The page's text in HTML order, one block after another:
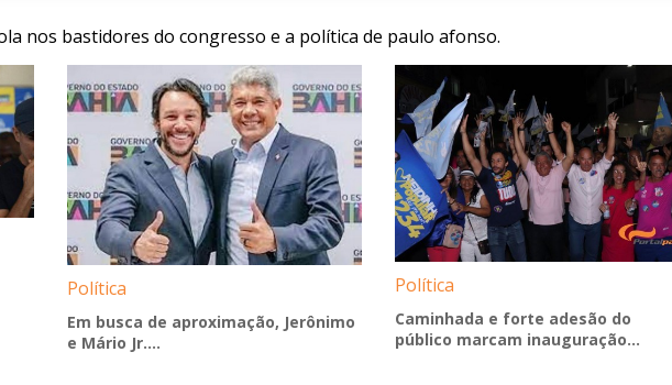
nos bastidores do congresso e a política de paulo afonso.
Política
Em busca de aproximação, Jerônimo
e Mário Jr....
Política
Caminhada e forte adesão do
público marcam inauguração...